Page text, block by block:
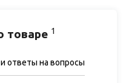
товаре 1
ответы на вопросы